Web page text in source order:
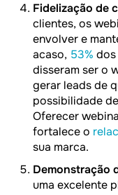
Fidelização de
clientes, os
envolver e
acaso, 53%
disseram ser o
gerar leads de
possibilidade
Oferecer
fortalece o
sua marca.
Demonstração
uma excelente